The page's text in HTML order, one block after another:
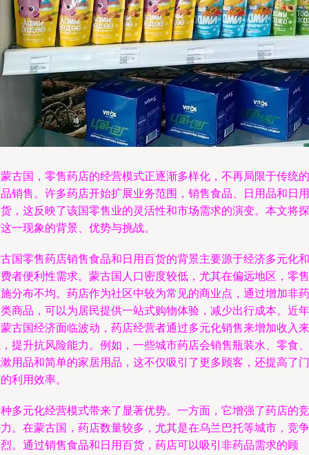
古国，零售药店的经营模式正逐渐多样化，不再局限于传统的
销售。许多药店开始扩展业务范围，销售食品、日用品和日用
，这反映了该国零售业的灵活性和市场需求的演变。本文将探
一现象的背景、优势与挑战。
国零售药店销售食品和日用百货的背景主要源于经济多元化和
者便利性需求。蒙古国人口密度较低，尤其在偏远地区，零售
分布不均。药店作为社区中较为常见的商业点，通过增加非药
商品，可以为居民提供一站式购物体验，减少出行成本。近年
古国经济面临波动，药店经营者通过多元化销售来增加收入来
提升抗风险能力。例如，一些城市药店会销售瓶装水、零食、
用品和简单的家居用品，这不仅吸引了更多顾客，还提高了门
利用效率。
多元化经营模式带来了显著优势。一方面，它增强了药店的竞
。在蒙古国，药店数量较多，尤其是在乌兰巴托等城市，竞争
。通过销售食品和日用百货，药店可以吸引非药品需求的顾